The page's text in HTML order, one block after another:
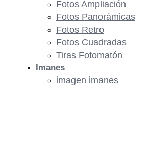
Fotos Ampliación
Fotos Panorámicas
Fotos Retro
Fotos Cuadradas
Tiras Fotomatón
Imanes
imagen imanes